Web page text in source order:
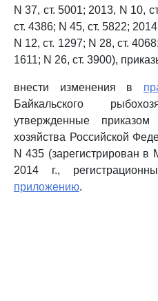
N 37, ст. 5001; 2013, N 10,
ст. 4386; N 45, ст. 5822;
N 12, ст. 1297; N 28, ст.
1611; N 26, ст. 3900),
внести изменения в
Байкальского
утвержденные приказом
хозяйства Российской
N 435 (зарегистрирован
2014 г.,
приложению.